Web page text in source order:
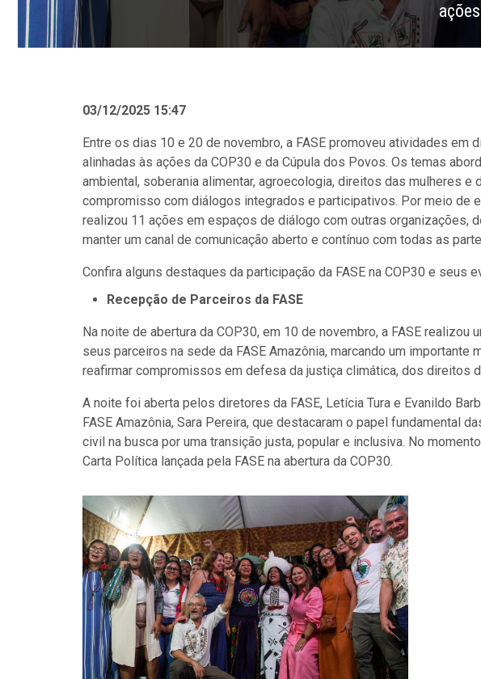
03/12/2025 15:47
Entre os dias 10 e 20 de novembro, a FASE promoveu atividades em
alinhadas às ações da COP30 e da Cúpula dos Povos. Os temas
ambiental, soberania alimentar, agroecologia, direitos das mulheres e
compromisso com diálogos integrados e participativos. Por meio de
realizou 11 ações em espaços de diálogo com outras organizações,
manter um canal de comunicação aberto e contínuo com todas as
Confira alguns destaques da participação da FASE na COP30 e seus
Recepção de Parceiros da FASE
Na noite de abertura da COP30, em 10 de novembro, a FASE realizou
seus parceiros na sede da FASE Amazônia, marcando um importante
reafirmar compromissos em defesa da justiça climática, dos direitos
A noite foi aberta pelos diretores da FASE, Letícia Tura e Evanildo
FASE Amazônia, Sara Pereira, que destacaram o papel fundamental
civil na busca por uma transição justa, popular e inclusiva. No
Carta Política lançada pela FASE na abertura da COP30.